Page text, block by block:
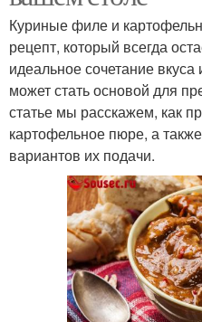
Куриные филе и
рецепт, который всегда
идеальное сочетание
может стать основой для
статье мы расскажем, как
картофельное пюре, а
вариантов их подачи.